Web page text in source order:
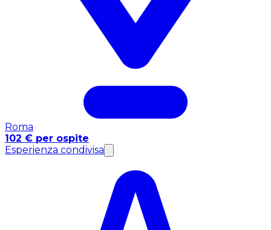
Roma
102 € per ospite
Esperienza condivisa